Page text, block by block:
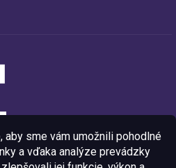
aby sme vám umožnili pohodlné
a vďaka analýze prevádzky